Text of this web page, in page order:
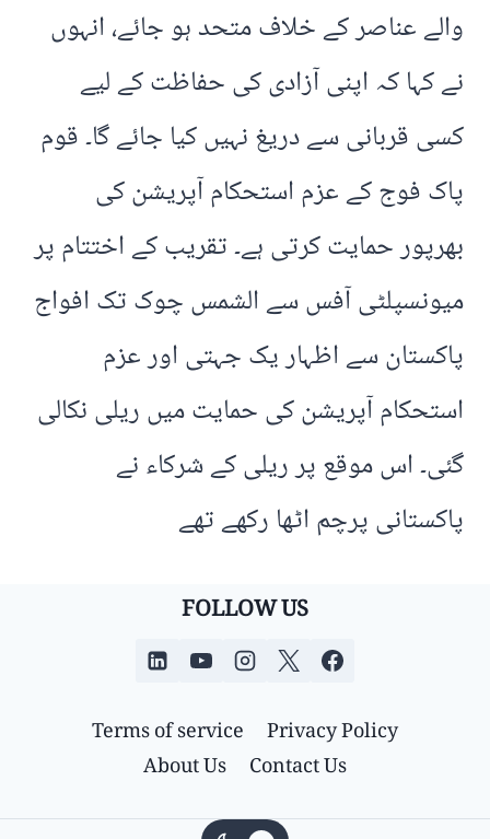
والے عناصر کے خلاف متحد ہو جائے، انہوں
نے کہا کہ اپنی آزادی کی حفاظت کے لیے
کسی قربانی سے دریغ نہیں کیا جائے گا۔ قوم
پاک فوج کے عزم استحکام آپریشن کی
بھرپور حمایت کرتی ہے۔ تقریب کے اختتام پر
میونسپلٹی آفس سے الشمس چوک تک افواج
پاکستان سے اظہار یک جہتی اور عزم
استحکام آپریشن کی حمایت میں ریلی نکالی
گئی۔ اس موقع پر ریلی کے شرکاء نے
پاکستانی پرچم اٹھا رکھے تھے
FOLLOW US
Privacy Policy
Terms of service
Contact Us
About Us